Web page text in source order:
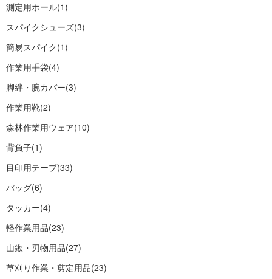
測定用ポール(1)
スパイクシューズ(3)
簡易スパイク(1)
作業用手袋(4)
脚絆・腕カバー(3)
作業用靴(2)
森林作業用ウェア(10)
背負子(1)
目印用テープ(33)
バッグ(6)
タッカー(4)
軽作業用品(23)
山鍬・刃物用品(27)
草刈り作業・剪定用品(23)